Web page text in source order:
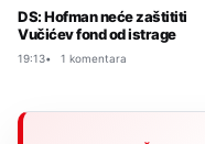
DS: Hofman neće zaštititi
Vučićev fond od istrage
19:13 1 komentara